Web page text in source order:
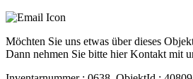
Möchten Sie uns etwas über dieses
Dann nehmen Sie bitte hier Kontakt mit